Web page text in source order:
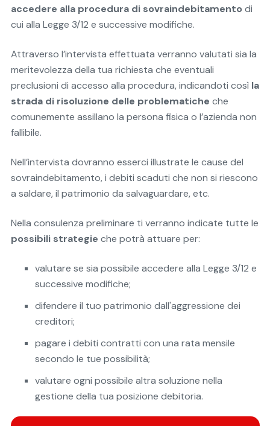
accedere alla procedura di sovraindebitamento di
cui alla Legge 3/12 e successive modifiche.
Attraverso l’intervista effettuata verranno valutati sia la
meritevolezza della tua richiesta che eventuali
preclusioni di accesso alla procedura, indicandoti cosìla
strada di risoluzione delle problematiche che
comunemente assillano la persona fisica o l’azienda non
fallibile.
Nell’intervista dovranno esserci illustrate le cause del
sovraindebitamento, i debiti scaduti che non si riescono
a saldare, il patrimonio da salvaguardare, etc.
Nella consulenza preliminare ti verranno indicate tutte le
possibili strategie che potrà attuare per:
valutare se sia possibile accedere alla Legge 3/12 e
successive modifiche;
difendere il tuo patrimonio dall'aggressione dei
creditori;
pagare i debiti contratti con una rata mensile
secondo le tue possibilità;
valutare ogni possibile altra soluzione nella
gestione della tua posizione debitoria.